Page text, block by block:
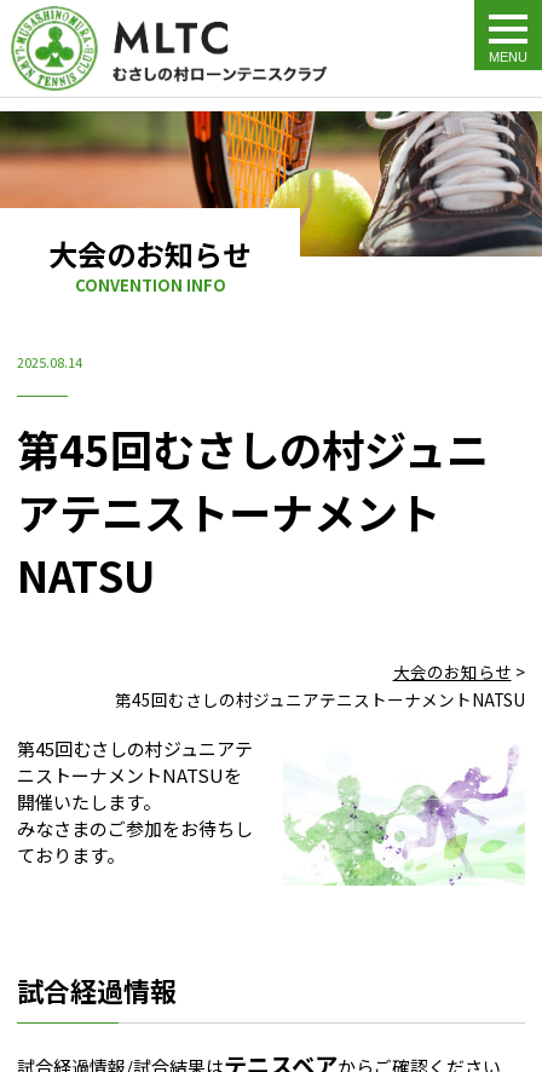
大会のお知らせ
CONVENTION INFO
2025.08.14
第45回むさしの村ジュニ
アテニストーナメント
NATSU
大会のお知らせ >
第45回むさしの村ジュニアテニストーナメントNATSU
第45回むさしの村ジュニアテ
ニストーナメントNATSUを
開催いたします。
みなさまのご参加をお待ちし
ております。
試合経過情報
試合経過情報/試合結果はテニスベアからご確認ください